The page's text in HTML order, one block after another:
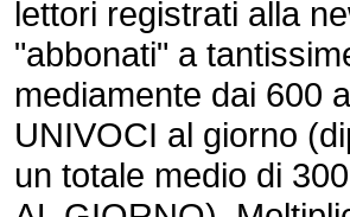
lettori registrati alla
"abbonati" a
mediamente dai 600
UNIVOCI al giorno
un totale medio di